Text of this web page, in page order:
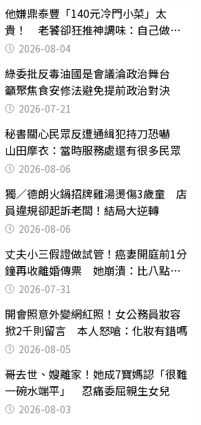
他嫌鼎泰豐「140元冷門小菜」太
貴！ 老饕卻狂推神調味：自己做不
出來2026-08-04
綠委批反毒油國是會議淪政治舞台
籲聚焦食安修法避免提前政治對決
2026-07-21
秘書關心民眾反遭通緝犯持刀恐嚇
山田摩衣：當時服務處還有很多民眾
2026-08-06
獨／德朗火鍋招牌雞湯燙傷3歲童 店
員違規卻起訴老闆！結局大逆轉
2026-08-06
丈夫小三假證做試管！癌妻開庭前1分
鐘再收離婚傳票 她崩潰：比八點檔
還扯2026-07-31
開會照意外變網紅照！女公務員妝容
掀2千則留言 本人怒嗆：化妝有錯嗎
2026-08-05
哥去世、嫂離家！她成7寶媽認「很難
一碗水端平」 忍痛委屈親生女兒
2026-08-03